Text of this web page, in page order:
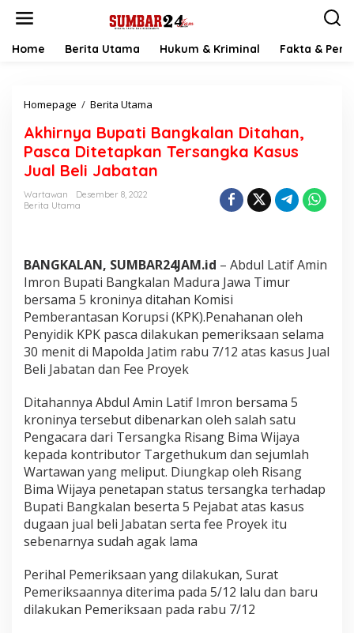
Home Berita Utama Hukum & Kriminal Fakta &
Homepage / Berita Utama
h
i
r
n
a
t
i
B
a
n
g
k
a
a
n
D
i
t
a
h
a
,
P
s
c
D
Akhirnya Bupati Bangkalan Ditahan,
Pasca Ditetapkan Tersangka Kasus
Jual Beli Jabatan
Wartawan
Desember 8, 2022
Berita Utama
BANGKALAN, SUMBAR24JAM.id – Abdul Latif Amin
Imron Bupati Bangkalan Madura Jawa Timur
bersama 5 kroninya ditahan Komisi
Pemberantasan Korupsi (KPK).Penahanan oleh
Penyidik KPK pasca dilakukan pemeriksaan selama
30 menit di Mapolda Jatim rabu 7/12 atas kasus Jual
Beli Jabatan dan Fee Proyek
Ditahannya Abdul Amin Latif Imron bersama 5
kroninya tersebut dibenarkan oleh salah satu
Pengacara dari Tersangka Risang Bima Wijaya
kepada kontributor Targethukum dan sejumlah
Wartawan yang meliput. Diungkap oleh Risang
Bima Wijaya penetapan status tersangka terhadap
Bupati Bangkalan beserta 5 Pejabat atas kasus
dugaan jual beli Jabatan serta fee Proyek itu
sebenarnya sudah agak lama
Perihal Pemeriksaan yang dilakukan, Surat
Pemeriksaannya diterima pada 5/12 lalu dan baru
dilakukan Pemeriksaan pada rabu 7/12